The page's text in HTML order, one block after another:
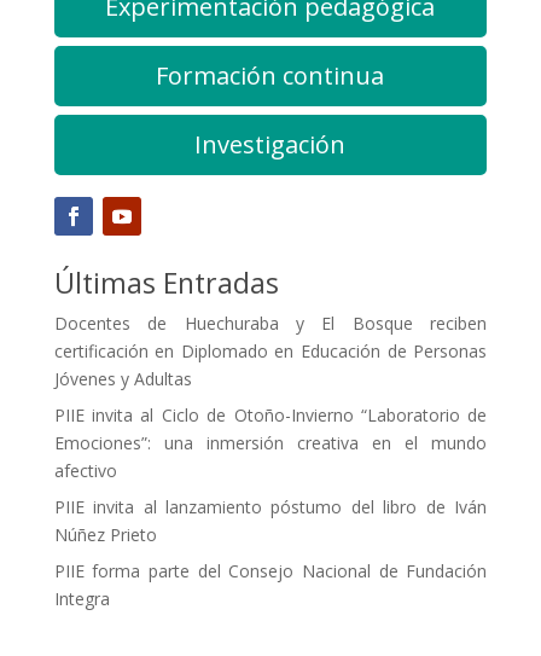
Formación continua
Investigación
Últimas Entradas
Docentes de Huechuraba y El Bosque reciben
certificación en Diplomado en Educación de Personas
Jóvenes y Adultas
PIIE invita al Ciclo de Otoño-Invierno “Laboratorio de
Emociones”: una inmersión creativa en el mundo
afectivo
PIIE invita al lanzamiento póstumo del libro de Iván
Núñez Prieto
PIIE forma parte del Consejo Nacional de Fundación
Integra